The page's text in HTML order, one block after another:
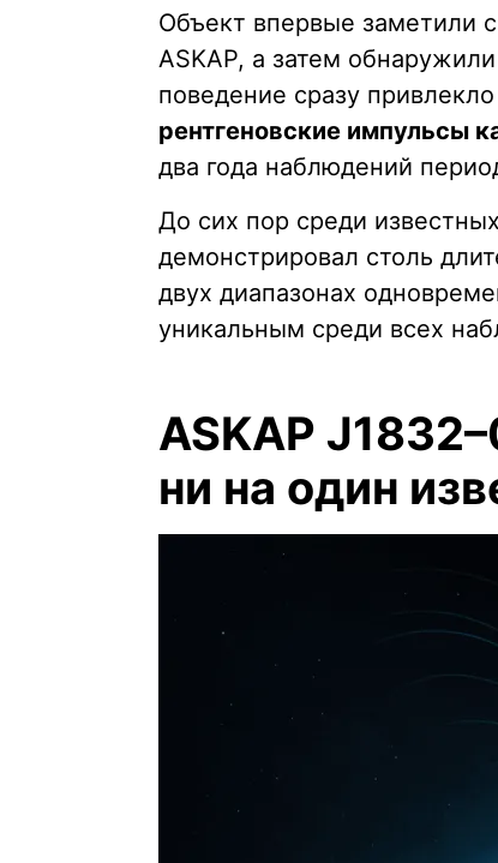
Объект впервые заметили
ASKAP, а затем
поведение сразу
рентгеновские импульсы
два года наблюдений
До сих пор среди
демонстрировал столь
двух диапазонах
уникальным среди всех
ASKAP
ни на один